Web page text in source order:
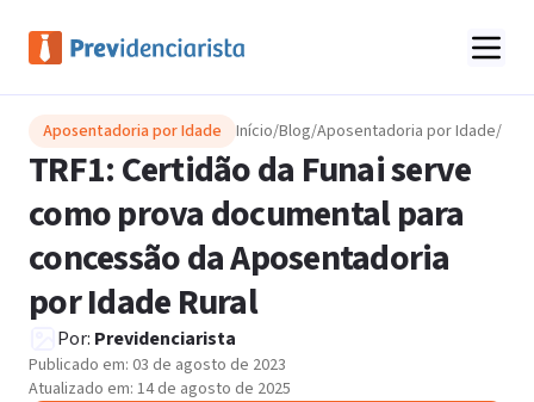
Aposentadoria por Idade Início/Blog/Aposentadoria por Idade/
TRF1: Certidão da Funai serve
como prova documental para
concessão da Aposentadoria
por Idade Rural
Por: Previdenciarista
Publicado em: 03 de agosto de 2023
Atualizado em: 14 de agosto de 2025